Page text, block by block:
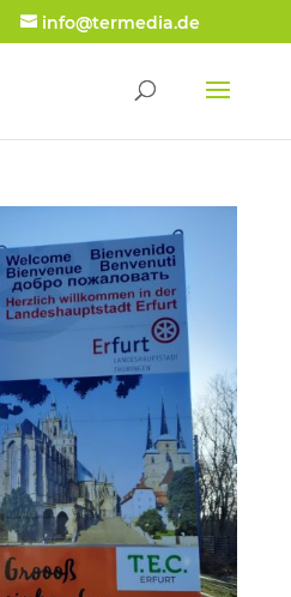
info@termedia.de